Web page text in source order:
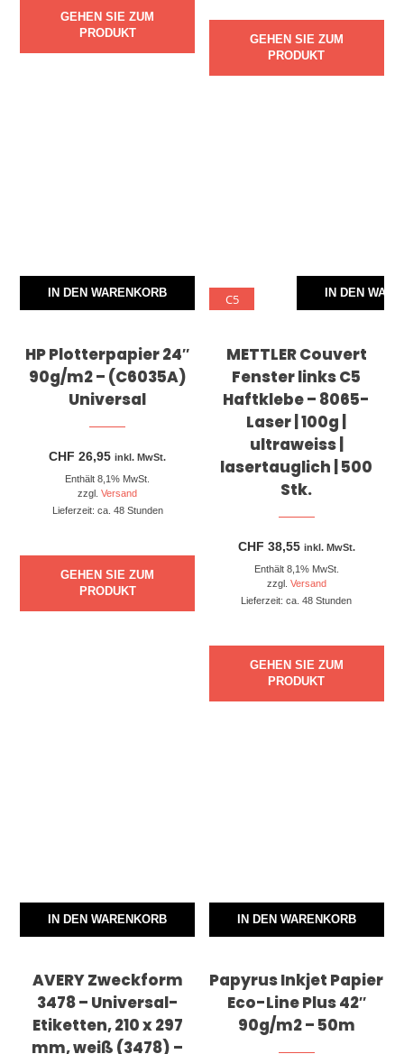
GEHEN SIE ZUM
PRODUKT
GEHEN SIE ZUM
PRODUKT
IN DEN WARENKORB
HP Plotterpapier 24″
90g/m2 – (C6035A)
Universal
CHF 26,95 inkl. MwSt.
Enthält 8,1% MwSt.
zzgl.Versand
Lieferzeit: ca. 48 Stunden
GEHEN SIE ZUM
PRODUKT
IN DEN
C5
METTLER Couvert
Fenster links C5
Haftklebe – 8065-
Laser | 100g |
ultraweiss |
lasertauglich | 500
Stk.
CHF 38,55 inkl. MwSt.
Enthält 8,1% MwSt.
zzgl. Versand
Lieferzeit: ca. 48 Stunden
GEHEN SIE ZUM
PRODUKT
IN DEN WARENKORB
AVERY Zweckform
3478 – Universal-
Etiketten, 210 x 297
mm, weiß (3478) –
IN DEN WARENKORB
Papyrus Inkjet Papier
Eco-Line Plus 42″
90g/m2 – 50m